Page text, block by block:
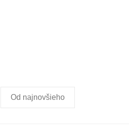
Od najnovšieho